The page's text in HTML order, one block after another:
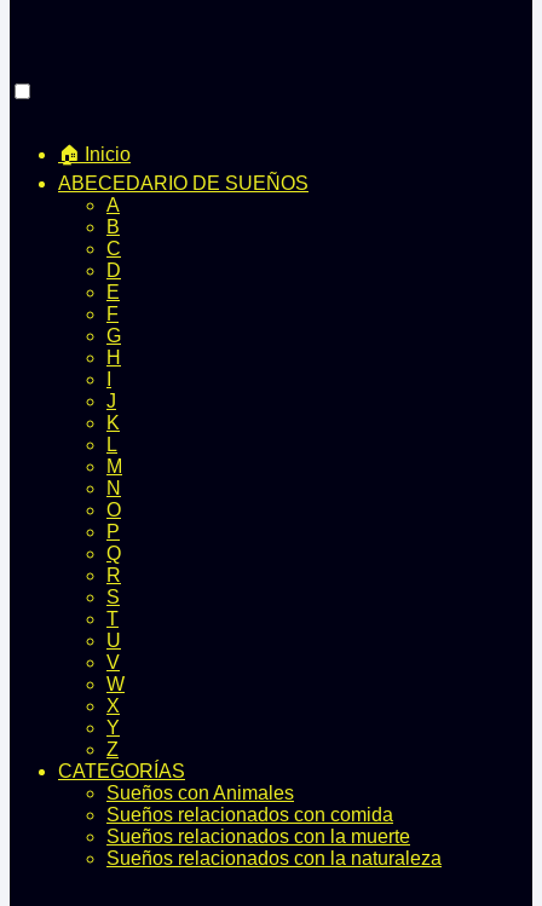
🏠 Inicio
ABECEDARIO DE SUEÑOS
A
B
C
D
E
F
G
H
J
K
L
M
N
O
P
Q
R
S
T
U
V
W
X
Y
Z
CATEGORÍAS
Sueños con Animales
Sueños relacionados con comida
Sueños relacionados con la muerte
Sueños relacionados con la naturaleza